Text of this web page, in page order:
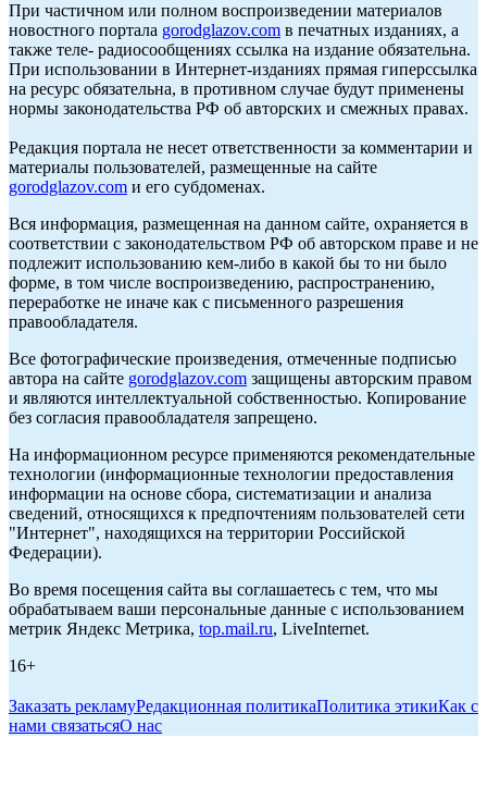
При частичном или полном воспроизведении материалов
новостного портала gorodglazov.com в печатных изданиях, а
также теле- радиосообщениях ссылка на издание обязательна.
При использовании в Интернет-изданиях прямая гиперссылка
на ресурс обязательна, в противном случае будут применены
нормы законодательства РФ об авторских и смежных правах.
Редакция портала не несет ответственности за комментарии и
материалы пользователей, размещенные на сайте
gorodglazov.com и его субдоменах.
Вся информация, размещенная на данном сайте, охраняется в
соответствии с законодательством РФ об авторском праве и не
подлежит использованию кем-либо в какой бы то ни было
форме, в том числе воспроизведению, распространению,
переработке не иначе как с письменного разрешения
правообладателя.
Все фотографические произведения, отмеченные подписью
автора на сайте gorodglazov.com защищены авторским правом
и являются интеллектуальной собственностью. Копирование
без согласия правообладателя запрещено.
На информационном ресурсе применяются рекомендательные
технологии (информационные технологии предоставления
информации на основе сбора, систематизации и анализа
сведений, относящихся к предпочтениям пользователей сети
"Интернет", находящихся на территории Российской
Федерации).
Во время посещения сайта вы соглашаетесь с тем, что мы
обрабатываем ваши персональные данные с использованием
метрик Яндекс Метрика, top.mail.ru, LiveInternet.
16+
Заказать рекламуРедакционная политикаПолитика этикиКак с
нами связатьсяО нас